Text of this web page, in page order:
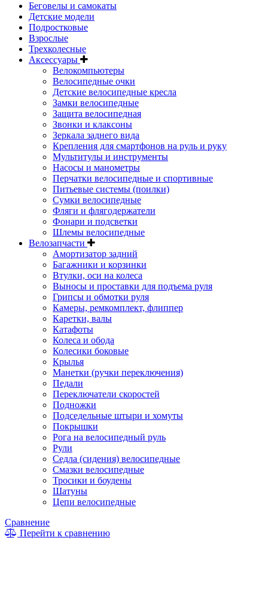
Беговелы и самокаты
Детские модели
Подростковые
Взрослые
Трехколесные
Аксессуары
Велокомпьютеры
Велосипедные очки
Детские велосипедные кресла
Замки велосипедные
Защита велосипедная
Звонки и клаксоны
Зеркала заднего вида
Крепления для смартфонов на руль и руку
Мультитулы и инструменты
Насосы и манометры
Перчатки велосипедные и спортивные
Питьевые системы (поилки)
Сумки велосипедные
Фляги и флягодержатели
Фонари и подсветки
Шлемы велосипедные
Велозапчасти
Амортизатор задний
Багажники и корзинки
Втулки, оси на колеса
Выносы и проставки для подъема руля
Грипсы и обмотки руля
Камеры, ремкомплект, флиппер
Каретки, валы
Катафоты
Колеса и обода
Колесики боковые
Крылья
Манетки (ручки переключения)
Педали
Переключатели скоростей
Подножки
Подседельные штыри и хомуты
Покрышки
Рога на велосипедный руль
Рули
Седла (сидения) велосипедные
Смазки велосипедные
Тросики и боудены
Шатуны
Цепи велосипедные
Сравнение
Перейти к сравнению